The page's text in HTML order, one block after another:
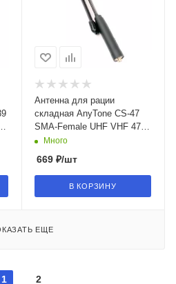
Антенна для рации
складная AnyTone CS-47
SMA-Female UHF VHF 47
смМного
669₽/шт
В КОРЗИНУ
ЕЩЕ
1 2